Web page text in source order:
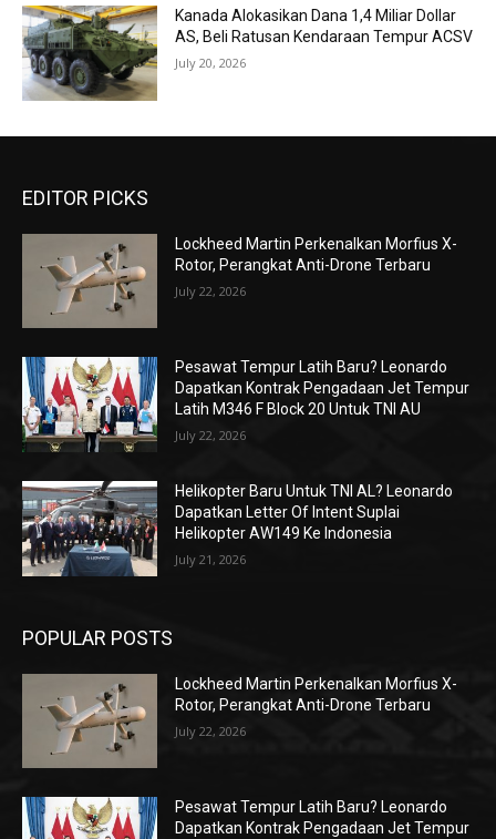
Kanada Alokasikan Dana 1,4 Miliar Dollar
AS, Beli Ratusan Kendaraan Tempur ACSV
July 20, 2026
EDITOR PICKS
Lockheed Martin Perkenalkan Morfius X-
Rotor, Perangkat Anti-Drone Terbaru
July 22, 2026
Pesawat Tempur Latih Baru? Leonardo
Dapatkan Kontrak Pengadaan Jet Tempur
Latih M346 F Block 20 Untuk TNI AU
July 22, 2026
Helikopter Baru Untuk TNI AL? Leonardo
Dapatkan Letter Of Intent Suplai
Helikopter AW149 Ke Indonesia
July 21, 2026
POPULAR POSTS
Lockheed Martin Perkenalkan Morfius X-
Rotor, Perangkat Anti-Drone Terbaru
July 22, 2026
Pesawat Tempur Latih Baru? Leonardo
Dapatkan Kontrak Pengadaan Jet Tempur